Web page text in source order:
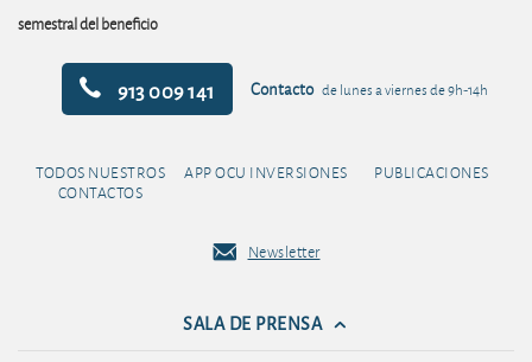
semestral del beneficio
913 009 141 Contacto de lunes a viernes de 9h-14h
TODOS NUESTROS
CONTACTOS
APP OCU INVERSIONES PUBLICACIONES
Newsletter
SALA DE PRENSA